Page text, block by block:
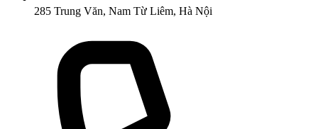
285 Trung Văn, Nam Từ Liêm, Hà Nội